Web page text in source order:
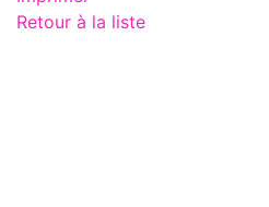
Retour à la liste